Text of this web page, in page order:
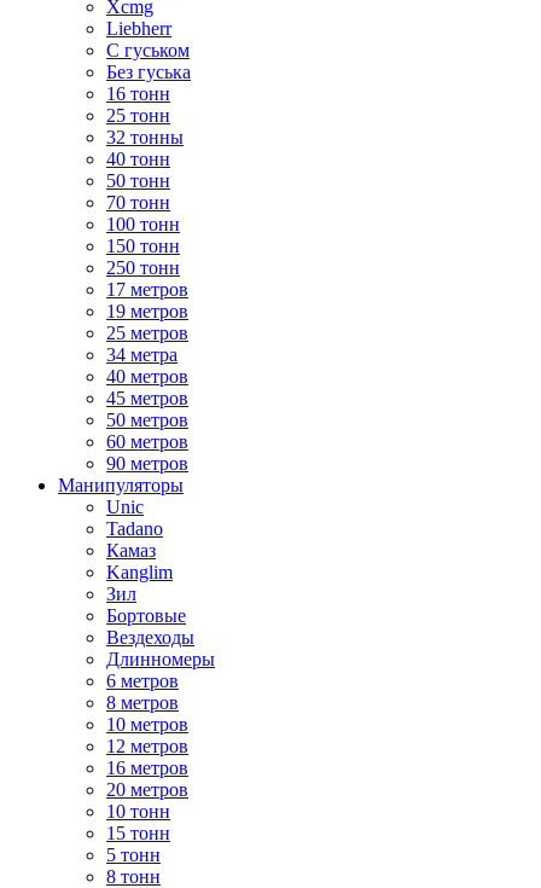
Xcmg
Liebherr
С гуськом
Без гуська
16 тонн
25 тонн
32 тонны
40 тонн
50 тонн
70 тонн
100 тонн
150 тонн
250 тонн
17 метров
19 метров
25 метров
34 метра
40 метров
45 метров
50 метров
60 метров
90 метров
Манипуляторы
Unic
Tadano
Камаз
Kanglim
Зил
Бортовые
Вездеходы
Длинномеры
6 метров
8 метров
10 метров
12 метров
16 метров
20 метров
10 тонн
15 тонн
5 тонн
8 тонн